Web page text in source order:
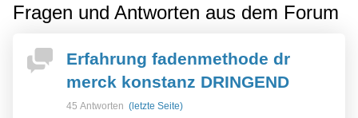
Fragen und Antworten aus dem Forum
Erfahrung fadenmethode dr
merck konstanz DRINGEND
45 Antworten (letzte Seite)